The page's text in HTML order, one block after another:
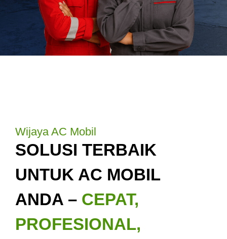
Wijaya AC Mobil
SOLUSI TERBAIK
UNTUK AC MOBIL
ANDA – CEPAT,
PROFESIONAL,